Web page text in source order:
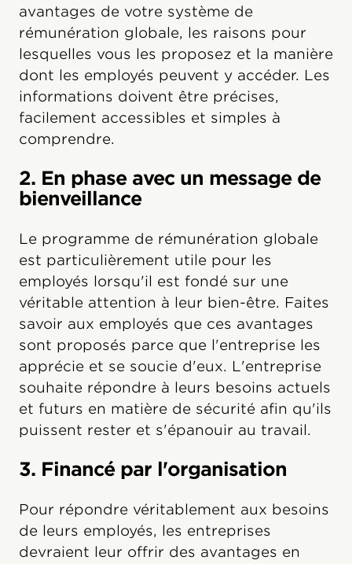
avantages de votre système de
rémunération globale, les raisons pour
lesquelles vous les proposez et la manière
dont les employés peuvent y accéder. Les
informations doivent être précises,
facilement accessibles et simples à
comprendre.
2. En phase avec un message de
bienveillance
Le programme de rémunération globale
est particulièrement utile pour les
employés lorsqu'il est fondé sur une
véritable attention à leur bien-être. Faites
savoir aux employés que ces avantages
sont proposés parce que l'entreprise les
apprécie et se soucie d'eux. L'entreprise
souhaite répondre à leurs besoins actuels
et futurs en matière de sécurité afin qu'ils
puissent rester et s'épanouir au travail.
3. Financé par l'organisation
Pour répondre véritablement aux besoins
de leurs employés, les entreprises
devraient leur offrir des avantages en